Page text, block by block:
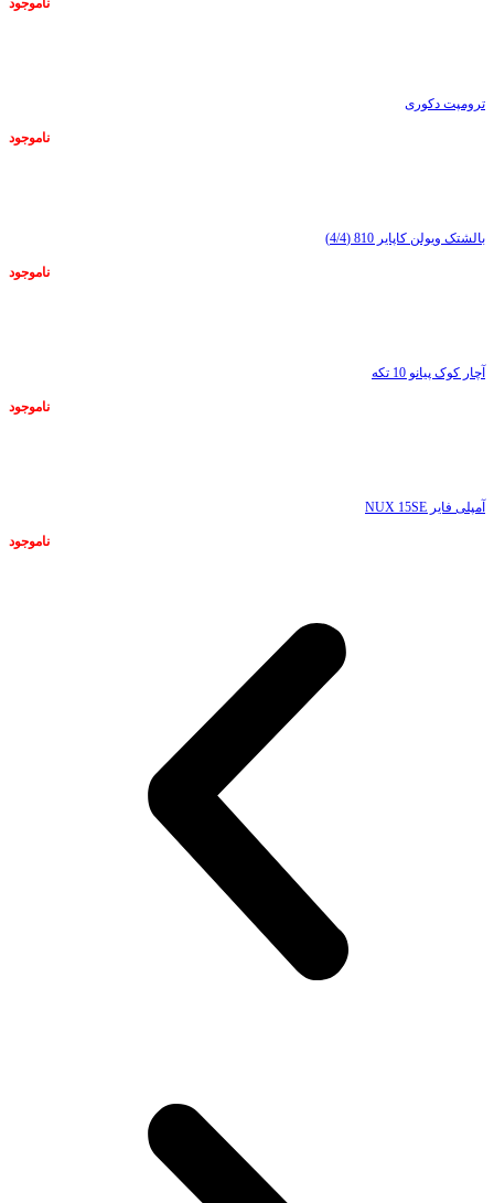
ناموجود
ترومپت دکوری
ناموجود
بالشتک ویولن کاپایر 810 (4/4)
ناموجود
آچار کوک پیانو 10 تکه
ناموجود
آمپلی فایر NUX 15SE
ناموجود